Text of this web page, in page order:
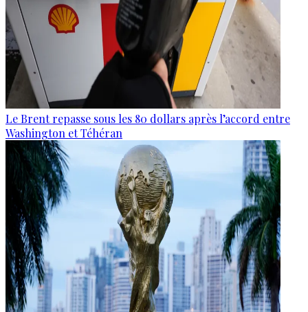
Le Brent repasse sous les 80 dollars après l’accord entre
Washington et Téhéran